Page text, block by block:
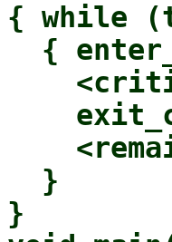
{ while
{
}
}